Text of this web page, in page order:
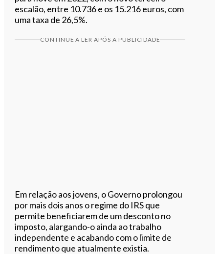
escalão, entre 10.736 e os 15.216 euros, com
uma taxa de 26,5%.
CONTINUE A LER APÓS A PUBLICIDADE
Em relação aos jovens, o Governo prolongou
por mais dois anos o regime do IRS que
permite beneficiarem de um desconto no
imposto, alargando-o ainda ao trabalho
independente e acabando com o limite de
rendimento que atualmente existia.